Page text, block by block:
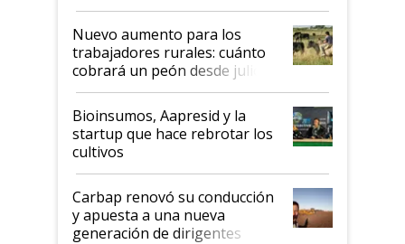
Nuevo aumento para los
trabajadores rurales: cuánto
cobrará un peón desde julio
Bioinsumos, Aapresid y la
startup que hace rebrotar los
cultivos
Carbap renovó su conducción
y apuesta a una nueva
generación de dirigentes